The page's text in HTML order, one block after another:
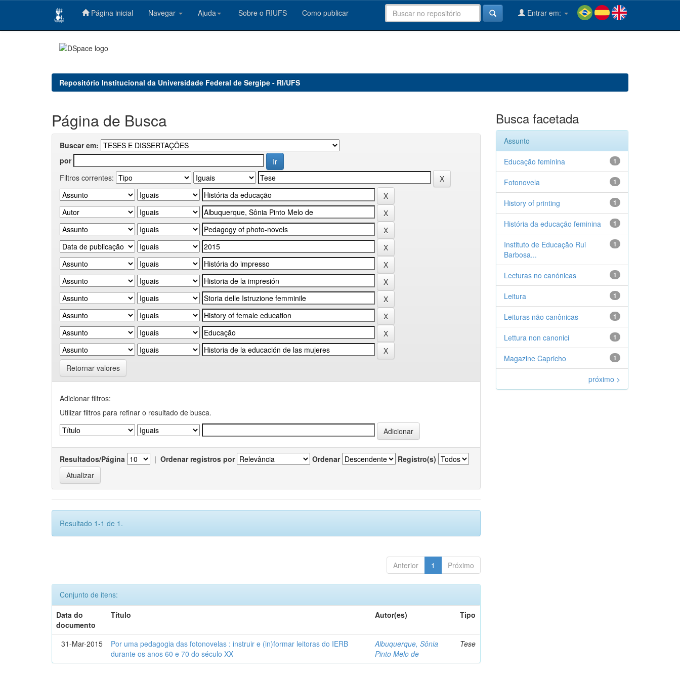
Página inicial Navegar Ajuda Sobre o RIUFS Como publicar Entrar em:
Repositório Institucional da Universidade Federal de Sergipe - RI/UFS
Página de Busca
Buscar em:
por
Filtros correntes:
Retornar valores
Adicionar filtros:
Utilizar filtros para refinar o resultado de busca.
Resultados/Página | Ordenar registros por Ordenar Registro(s)
Resultado 1-1 de 1.
Anterior 1 Próximo
Conjunto de itens:
Data do
documento
Título Autor(es) Tipo
31-Mar-2015
Por uma pedagogia das fotonovelas : instruir e (in)formar leitoras do IERB
durante os anos 60 e 70 do século XX
Albuquerque, Sônia
Pinto Melo de
Tese
Busca facetada
Assunto
1
Educação feminina
1
Fotonovela
1
History of printing
1
História da educação feminina
1
Instituto de Educação Rui
Barbosa...
1
Lecturas no canónicas
1
Leitura
1
Leituras não canônicas
1
Lettura non canonici
1
Magazine Capricho
próximo >